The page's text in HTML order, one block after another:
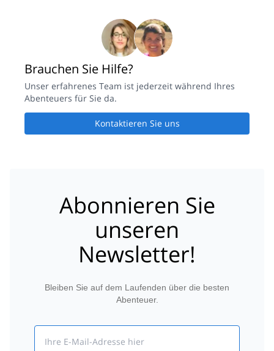
Brauchen Sie Hilfe?
Unser erfahrenes Team ist jederzeit während Ihres
Abenteuers für Sie da.
Kontaktieren Sie uns
Abonnieren Sie
unseren
Newsletter!
Bleiben Sie auf dem Laufenden über die besten
Abenteuer.